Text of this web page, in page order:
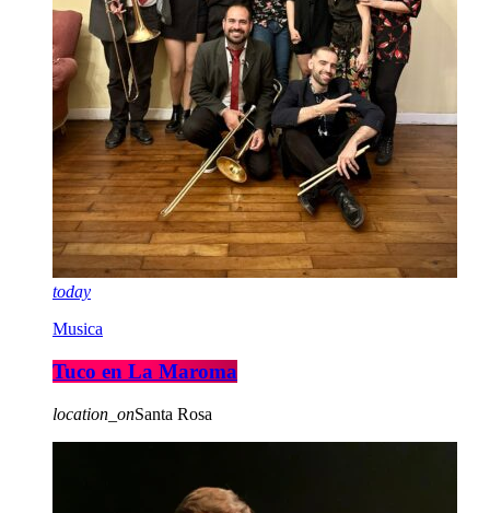
today
Musica
Tuco en La Maroma
location_onSanta Rosa